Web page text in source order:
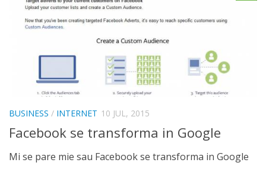
BUSINESS / INTERNET 10 JUL, 2015
Facebook se transforma in Google
Mi se pare mie sau Facebook se transforma in Google